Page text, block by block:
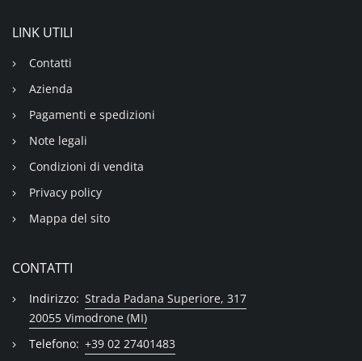
LINK UTILI
Contatti
Azienda
Pagamenti e spedizioni
Note legali
Condizioni di vendita
Privacy policy
Mappa del sito
CONTATTI
Indirizzo: Strada Padana Superiore, 317
20055 Vimodrone (MI)
Telefono: +39 02 27401483